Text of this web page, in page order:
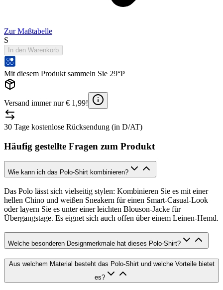
Zur Maßtabelle
S
In den Warenkorb
Mit diesem Produkt sammeln Sie 29°P
Versand immer nur € 1,99!
30 Tage kostenlose Rücksendung (in D/AT)
Häufig gestellte Fragen zum Produkt
Wie kann ich das Polo-Shirt kombinieren?
Das Polo lässt sich vielseitig stylen: Kombinieren Sie es mit einer
hellen Chino und weißen Sneakern für einen Smart-Casual-Look
oder layern Sie es unter einer leichten Blouson-Jacke für
Übergangstage. Es eignet sich auch offen über einem Leinen-Hemd.
Welche besonderen Designmerkmale hat dieses Polo-Shirt?
Aus welchem Material besteht das Polo-Shirt und welche Vorteile bietet
es?